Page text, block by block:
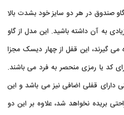
صندوق در هر دو سایز خود بشدت بالا
به آن داشته باشید. این مدل از گاو
گیرند، این قفل از چهار دیسک مجزا
کد یا رمزی منحصر به فرد می باشند.
دارای قفلی اضافی نیز می باشد و این
بریده نخواهد شد، علاوه بر این دو